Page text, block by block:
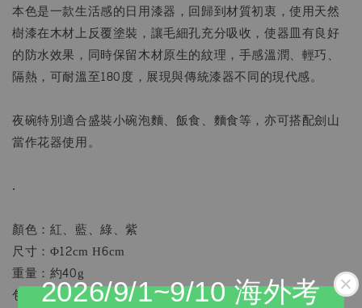
2026/9/1~9/10 海外考
本⾊是⼀款⽣活感的⽇⽤漆器，回歸到材質初衷，使⽤天然
樹漆在⽊材上反覆塗裝，讓⽑細孔充分吸收，使器⽫有良好
的防⽔效果，同時保留⽊材原⽣的紋理，⼿感溫潤、輕巧、
隔熱，可耐溫⾄180度，展現與傳統漆器不同的現代感。
夜碗特別適合盛裝小碗泡麵、飯食、麵食等，亦可搭配劍山
當作花器使用。
.
顏色：紅、藍、綠、紫
尺寸：Φ12cm H6cm
重量：約40g
包裝：單只入，L16.5cm x W16.5cm x H8cm，品牌灰紙盒